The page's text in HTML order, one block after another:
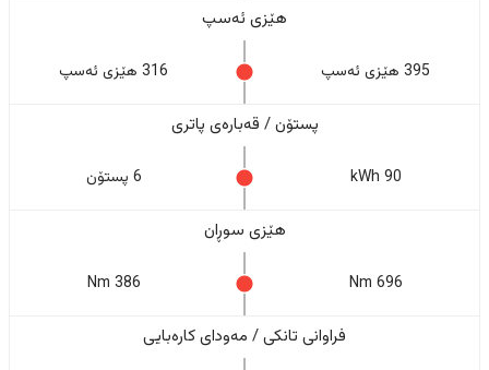
هێزی ئەسپ
395 هێزی ئەسپ 316 هێزی ئەسپ
پستۆن / قەبارەی پاتری
90 kWh 6 پستۆن
هێزی سوڕان
696 Nm
386 Nm
فراوانی تانکی / مەودای کارەبایی